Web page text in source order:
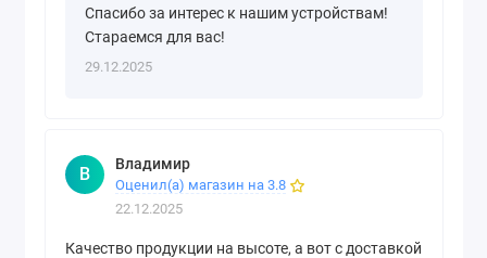
Спасибо за интерес к нашим устройствам!
Стараемся для вас!
29.12.2025
В Владимир
Оценил(а) магазин на 3.8
22.12.2025
Качество продукции на высоте, а вот с доставкой